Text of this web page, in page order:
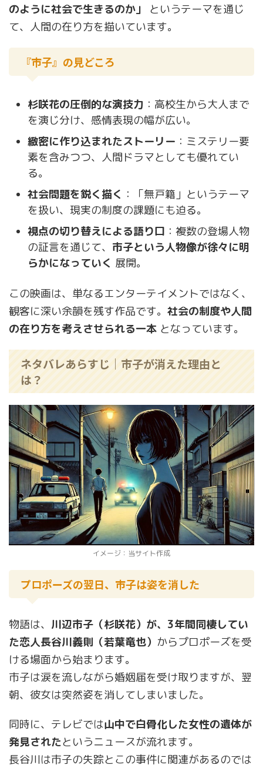
のように社会で生きるのか」
というテーマを通じ
て、人間の在り方を描いています。
『市子』の見どころ
杉咲花の圧倒的な演技力 ：高校生から大人まで
を演じ分け、感情表現の幅が広い。
緻密に作り込まれたストーリー ：ミステリー要
素を含みつつ、人間ドラマとしても優れてい
る。
社会問題を鋭く描く ：「無戸籍」というテーマ
を扱い、現実の制度の課題にも迫る。
視点の切り替えによる語り口 ：複数の登場人物
の証言を通じて、 市子という人物像が徐々に明
らかになっていく 展開。
この映画は、単なるエンターテイメントではなく、
観客に深い余韻を残す作品です。 社会の制度や人間
の在り方を考えさせられる一本 となっています。
ネタバレあらすじ｜市子が消えた理由と
は？
イメージ：当サイト作成
プロポーズの翌日、市子は姿を消した
物語は、 川辺市子（杉咲花）が、3年間同棲してい
た恋人長谷川義則（若葉竜也） からプロポーズを受
ける場面から始まります。
市子は涙を流しながら婚姻届を受け取りますが、翌
朝、彼女は突然姿を消してしまいました。
同時に、テレビでは山中で白骨化した女性の遺体が
発見されたというニュースが流れます。
長谷川は市子の失踪とこの事件に関連があるのでは